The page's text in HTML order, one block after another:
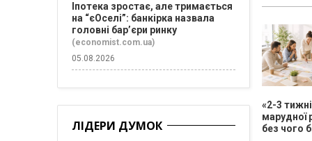
«2-3 тижні
марудної
без чого
Іпотека зростає, але тримається
на “єОселі”: банкірка назвала
головні бар’єри ринку
(economist.com.ua)
05.08.2026
ЛІДЕРИ ДУМОК